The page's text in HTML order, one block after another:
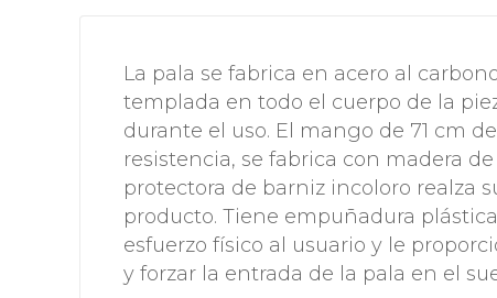
La pala se fabrica en acero al
templada en todo el cuerpo de la
durante el uso. El mango de 71 cm
resistencia, se fabrica con madera
protectora de barniz incoloro realza
producto. Tiene empuñadura
esfuerzo físico al usuario y le
y forzar la entrada de la pala en el